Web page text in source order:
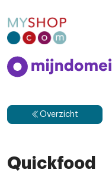
Overzicht
Quickfood